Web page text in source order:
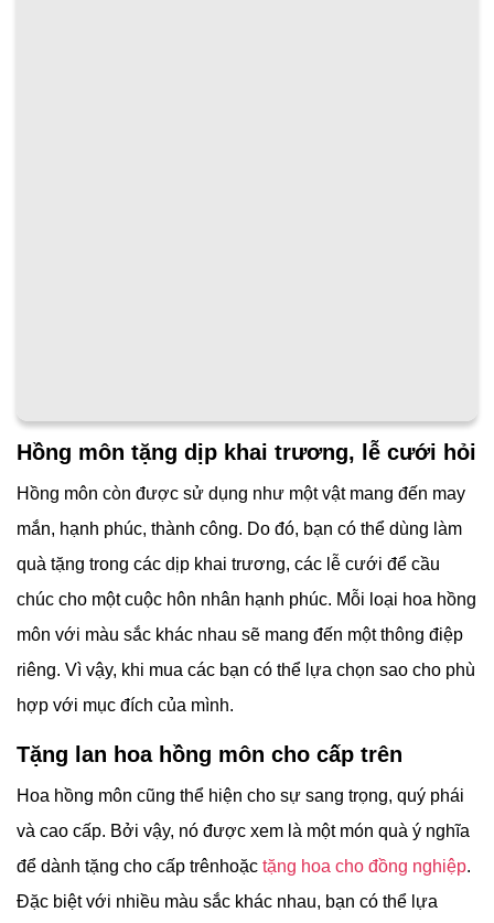
Hồng môn tặng dịp khai trương, lễ cưới hỏi
Hồng môn còn được sử dụng như một vật mang đến may
mắn, hạnh phúc, thành công. Do đó, bạn có thể dùng làm
quà tặng trong các dịp khai trương, các lễ cưới để cầu
chúc cho một cuộc hôn nhân hạnh phúc. Mỗi loại hoa hồng
môn với màu sắc khác nhau sẽ mang đến một thông điệp
riêng. Vì vậy, khi mua các bạn có thể lựa chọn sao cho phù
hợp với mục đích của mình.
Tặng lan hoa hồng môn cho cấp trên
Hoa hồng môn cũng thể hiện cho sự sang trọng, quý phái
và cao cấp. Bởi vậy, nó được xem là một món quà ý nghĩa
để dành tặng cho cấp trênhoặc tặng hoa cho đồng nghiệp.
Đặc biệt với nhiều màu sắc khác nhau, bạn có thể lựa